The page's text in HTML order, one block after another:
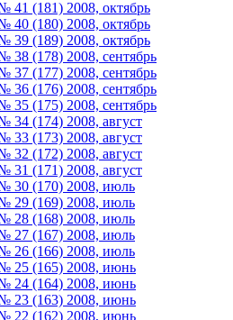
41 (181) 2008, октябрь
40 (180) 2008, октябрь
39 (189) 2008, октябрь
38 (178) 2008, сентябрь
37 (177) 2008, сентябрь
36 (176) 2008, сентябрь
35 (175) 2008, сентябрь
34 (174) 2008, август
33 (173) 2008, август
32 (172) 2008, август
31 (171) 2008, август
30 (170) 2008, июль
29 (169) 2008, июль
28 (168) 2008, июль
27 (167) 2008, июль
26 (166) 2008, июль
25 (165) 2008, июнь
24 (164) 2008, июнь
23 (163) 2008, июнь
22 (162) 2008, июнь